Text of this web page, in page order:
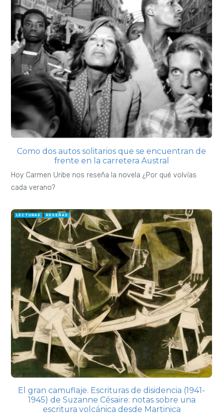
Como dos autos solitarios que se encuentran de
frente en la carretera Austral
Hoy Carmen Uribe nos reseña la novela ¿Por qué volvías
cada verano?
LECTURAS RESEÑAS
El gran camuflaje. Escrituras de disidencia (1941-
1945) de Suzanne Césaire: notas sobre una
escritura volcánica desde Martinica